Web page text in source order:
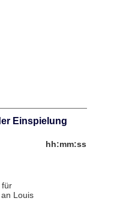
Einspielung
hh:mm:ss
für
Louis